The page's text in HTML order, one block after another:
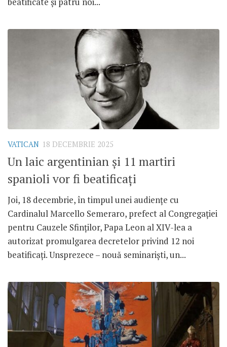
VATICAN 18 DECEMBRIE 2025
Un laic argentinian și 11 martiri
spanioli vor fi beatificați
Joi, 18 decembrie, în timpul unei audiențe cu
Cardinalul Marcello Semeraro, prefect al Congregației
pentru Cauzele Sfinților, Papa Leon al XIV-lea a
autorizat promulgarea decretelor privind 12 noi
beatificați. Unsprezece – nouă seminariști, un...